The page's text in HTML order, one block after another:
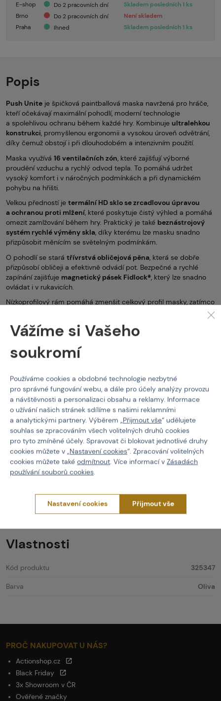
E-shop Do 2 pracovních dní
Skladem posledních 1 ks
Brno
Do 2 pracovních dní
Není skladem
Praha
Ihned Skladem posledních 1 ks
Popis
Push Unite je špičková paintballová maska navržená pro hráče,
kteří očekávají maximální pohodlí, moderní technologie
a spolehlivou ochranu během každé hry. Kombinuje ultralehkou
konstrukci, promyšlenou ergonomii a vysokou úroveň odvětrání,
díky čemuž obstojí i při dlouhodobém a intenzivním použití.
Maska využívá 16 ventilačních zón , které zajišťují výborné
proudění vzduchu a rychlý odvod tepla. To pomáhá udržet
vysoký komfort i v náročných podmínkách a při dynamickém
pohybu na hřišti.
Velkou předností je termální HD sklo se zrcadlovou úpravou
a ochranou proti mlžení, které poskytuje čistý výhled a pomáhá
omezit zamlžování během hry. Praktický je také beznástrojový
systém rychlé výměny skla, díky kterému lze masku snadno
přizpůsobit měnícím se světelným podmínkám.
O pohodlí se stará třívrstvá obličejová pěna , která se dobře
přizpůsobí obličeji a efektivně odvádí pot. Bezpečné a rychlé
zapínání zajišťuje magnetický pásek Fidlock® , který lze snadno
ovládat i v rukavicích.
Nízkoprofilový rám pomáhá zmenšit celkový profil masky, zatímco
, které chrání
masku při transportu a skladování.
Klíčové vlastnosti:
16 ventilačních zón pro výbornou prodyšnost
termální zrcadlové sklos ochranou proti mlžení
rychlá výměna skla bez použití nářadí
magnetický pásek Fidlock®pro snadné zapínání
třívrstvá komfortní pěnapro pohodlné nošení
nízkoprofilový ráms menší zásahovou plochou
protiskluzový pásekpro stabilní usazení
Masky thermální Push Unite
Paintballová maska
Vlastnosti
Kód produktu 325347
Barva Oliva
PROČ NAKUPOVAT U NÁS?
Actionshop.cz
Black Friday
3x Showroom v ČR
Ověřené značky
Vážíme si Vašeho
soukromí
Používáme cookies a obdobné technologie nezbytné
pro správné fungování webu, a dále pro účely analýzy provozu
a návštěvnosti a personalizaci obsahu a reklamy. Informace
o užívání našich stránek sdílíme s našimi reklamními
a analytickými partnery. Výběrem „Přijmout vše“ udělujete
souhlas se zpracováním všech volitelných druhů cookies
pro tyto zmíněné účely. Spravovat či blokovat jednotlivé druhy
cookies můžete v „Nastavení cookies“. Zpracování volitelných
cookies můžete také odmítnout. Více informací v Zásadách
používání souborů cookies.
Nastavení cookies Přijmout vše